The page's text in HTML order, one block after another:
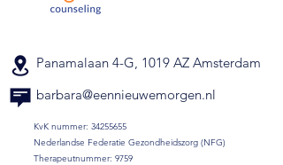
Panamalaan 4-G, 1019 AZ Amsterdam
barbara@eennieuwemorgen.nl
KvK nummer: 34255655
Nederlandse Federatie Gezondheidszorg (NFG)
Therapeutnummer: 9759